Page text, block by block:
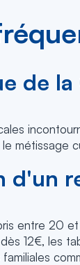
de la
métissage
d'un
entre 20
12€, les